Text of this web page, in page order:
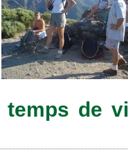
temps de